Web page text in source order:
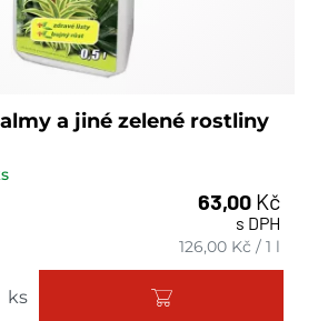
a jiné zelené rostliny
63,00 Kč
s DPH
126,00 Kč /1 l
ks